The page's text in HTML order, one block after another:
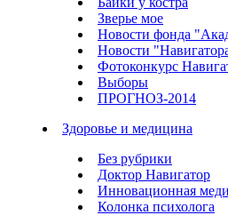
Зверье мое
Новости фонда
Новости
Фотоконкурс
Выборы
ПРОГНОЗ-2014
Здоровье и медицина
Без рубрики
Доктор Навигатор
Инновационная
Колонка психолога